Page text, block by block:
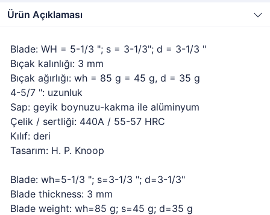
Ürün Açıklaması
Blade: WH = 5-1/3 "; s = 3-1/3"; d = 3-1/3 "
Bıçak kalınlığı: 3 mm
Bıçak ağırlığı: wh = 85 g = 45 g, d = 35 g
4-5/7 ": uzunluk
Sap: geyik boynuzu-kakma ile alüminyum
Çelik / sertliği: 440A / 55-57 HRC
Kılıf: deri
Tasarım: H. P. Knoop
Blade: wh=5-1/3 "; s=3-1/3 "; d=3-1/3"
Blade thickness: 3 mm
Blade weight: wh=85 g; s=45 g; d=35 g